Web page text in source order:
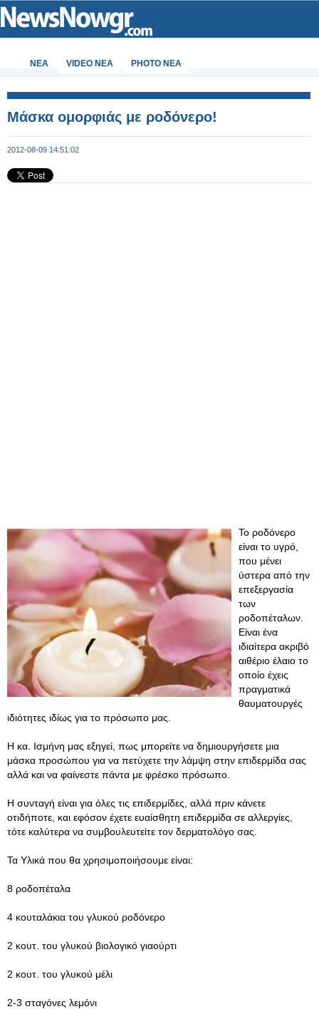
ΝΕΑ VIDEO NEA PHOTO NEA
Μάσκα ομορφιάς με ροδόνερο!
2012-08-09 14:51:02
Το ροδόνερο
είναι το υγρό,
που μένει
ύστερα από την
επεξεργασία
των
ροδοπέταλων.
Είναι ένα
ιδιαίτερα ακριβό
αιθέριο έλαιο το
οποίο έχεις
πραγματικά
θαυματουργές
ιδιότητες ιδίως για το πρόσωπο μας.
Η κα. Ισμήνη μας εξηγεί, πως μπορείτε να δημιουργήσετε μια
μάσκα προσώπου για να πετύχετε την λάμψη στην επιδερμίδα σας
αλλά και να φαίνεστε πάντα με φρέσκο πρόσωπο.
Η συνταγή είναι για όλες τις επιδερμίδες, αλλά πριν κάνετε
οτιδήποτε, και εφόσον έχετε ευαίσθητη επιδερμίδα σε αλλεργίες,
τότε καλύτερα να συμβουλευτείτε τον δερματολόγο σας.
Τα Υλικά που θα χρησιμοποιήσουμε είναι:
8 ροδοπέταλα
4 κουταλάκια του γλυκού ροδόνερο
2 κουτ. του γλυκού βιολογικό γιαούρτι
2 κουτ. του γλυκού μέλι
2-3 σταγόνες λεμόνι